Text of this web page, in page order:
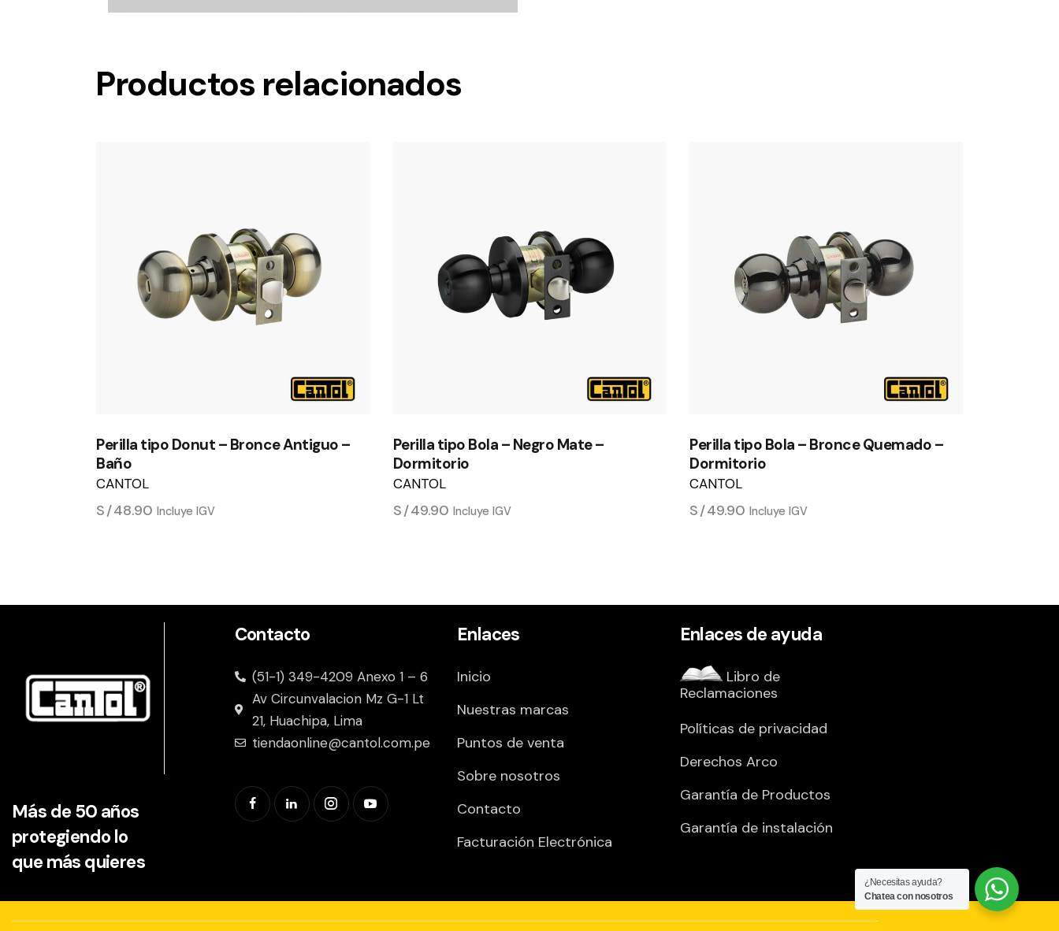
Productos relacionados
Perilla tipo Donut – Bronce Antiguo –
Baño
CANTOL
S/48.90 Incluye IGV
Perilla tipo Bola – Negro Mate –
Dormitorio
CANTOL
S/49.90 Incluye IGV
Perilla tipo Bola – Bronce Quemado –
Dormitorio
CANTOL
S/49.90 Incluye IGV
Más de 50 años
protegiendo lo
que más quieres
Contacto
(51-1) 349-4209 Anexo 1 – 6
Av Circunvalacion Mz G-1 Lt
21, Huachipa, Lima
tiendaonline@cantol.com.pe
Enlaces
Inicio
Nuestras marcas
Puntos de venta
Sobre nosotros
Contacto
Facturación Electrónica
Enlaces de ayuda
Libro de
Reclamaciones
Políticas de privacidad
Derechos Arco
Garantía de Productos
Garantía de instalación
¿Necesitas ayuda?
Chatea con nosotros